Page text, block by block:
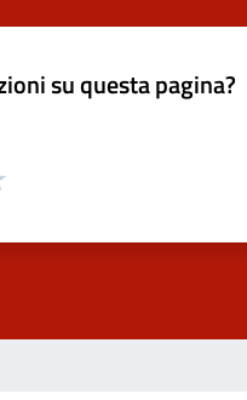
su questa pagina?